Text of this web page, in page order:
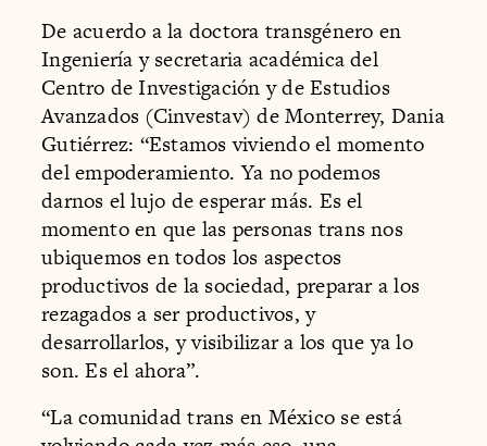
De acuerdo a la doctora transgénero en
Ingeniería y secretaria académica del
Centro de Investigación y de Estudios
Avanzados (Cinvestav) de Monterrey, Dania
Gutiérrez: “Estamos viviendo el momento
del empoderamiento. Ya no podemos
darnos el lujo de esperar más. Es el
momento en que las personas trans nos
ubiquemos en todos los aspectos
productivos de la sociedad, preparar a los
rezagados a ser productivos, y
desarrollarlos, y visibilizar a los que ya lo
son. Es el ahora”.
“La comunidad trans en México se está